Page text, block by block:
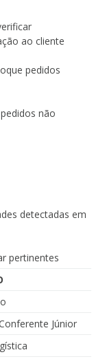
ao cliente
pedidos
não
detectadas em
pertinentes
Júnior